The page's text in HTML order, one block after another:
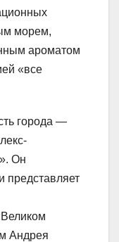
морем,
ароматом
«все
города —
Он
представляет
Андрея